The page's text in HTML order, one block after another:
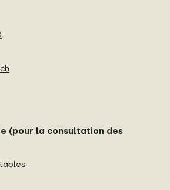
(pour la consultation des